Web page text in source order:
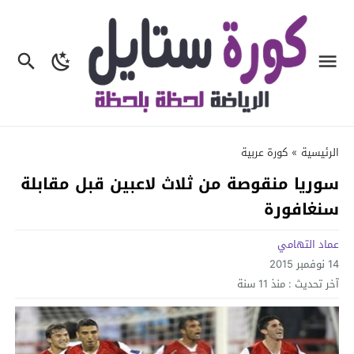
الرئيسية » كورة عربية
سوريا منقوصة من ثلاث لاعبين قبل مقابلة
سنغافورة
عماد التهامي
14 نوفمبر 2015
آخر تحديث : منذ 11 سنة